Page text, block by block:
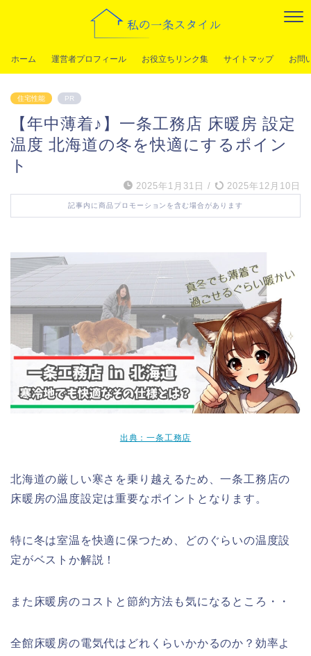
ホーム 運営者プロフィール お役立ちリンク集 サイトマップ お問
住宅性能 PR
【年中薄着♪】一条工務店 床暖房 設定
温度 北海道の冬を快適にするポイン
ト
2025年1月31日 / 2025年12月10日
記事内に商品プロモーションを含む場合があります
出典：一条工務店
北海道の厳しい寒さを乗り越えるため、一条工務店の
床暖房の温度設定は重要なポイントとなります。
特に冬は室温を快適に保つため、どのぐらいの温度設
定がベストか解説！
また床暖房のコストと節約方法も気になるところ・・
全館床暖房の電気代はどれくらいかかるのか？効率よ